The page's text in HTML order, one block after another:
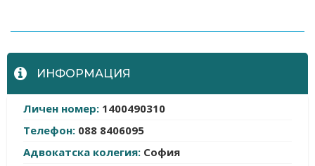
ИНФОРМАЦИЯ
Личен номер: 1400490310
Телефон: 088 8406095
Адвокатска колегия: София